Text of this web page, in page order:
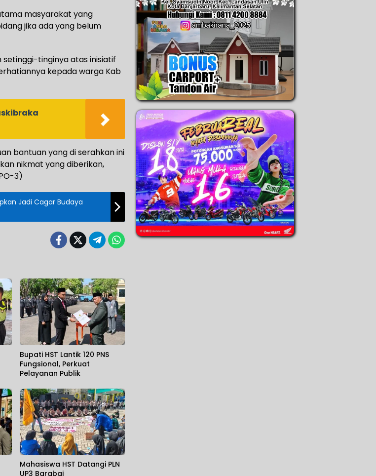
masyarakat yang
jika ada yang belum
setinggi-tinginya atas inisiatif
kepada warga Kab
bantuan yang di serahkan ini
nikmat yang diberikan,
3)
Jadi Cagar Budaya
Bupati HST Lantik 120 PNS
Fungsional, Perkuat
Pelayanan Publik
Mahasiswa HST Datangi PLN
UP3 Barabai